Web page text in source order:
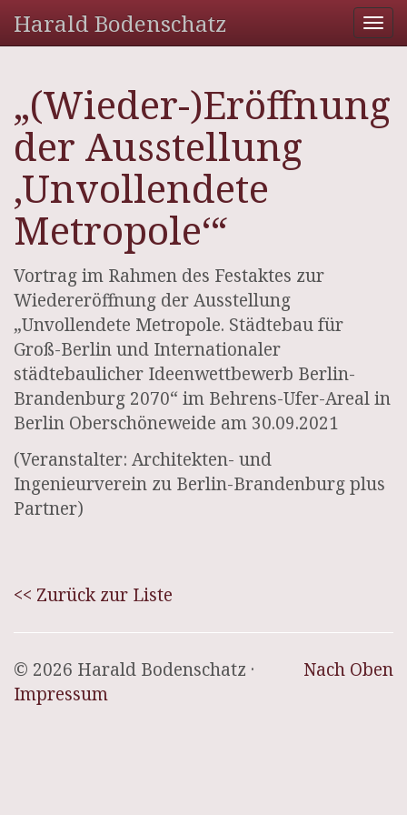
Harald Bodenschatz
„(Wieder-)Eröffnung
der Ausstellung
‚Unvollendete
Metropole‘“
Vortrag im Rahmen des Festaktes zur
Wiedereröffnung der Ausstellung
„Unvollendete Metropole. Städtebau für
Groß-Berlin und Internationaler
städtebaulicher Ideenwettbewerb Berlin-
Brandenburg 2070“ im Behrens-Ufer-Areal in
Berlin Oberschöneweide am 30.09.2021
(Veranstalter: Architekten- und
Ingenieurverein zu Berlin-Brandenburg plus
Partner)
<< Zurück zur Liste
Nach Oben
© 2026 Harald Bodenschatz ·
Impressum